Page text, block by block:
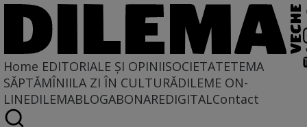
Home EDITORIALE ȘI OPINIISOCIETATETEMA
SĂPTĂMÎNIILA ZI ÎN CULTURĂDILEME ON-
LINEDILEMABLOGABONAREDIGITALContact